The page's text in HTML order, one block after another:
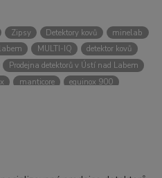
Zipsy Detektory kovů
minelab
MULTI-IQ
detektor kovů
Prodejna detektorů v Ústí nad Labem
manticore
equinox 900